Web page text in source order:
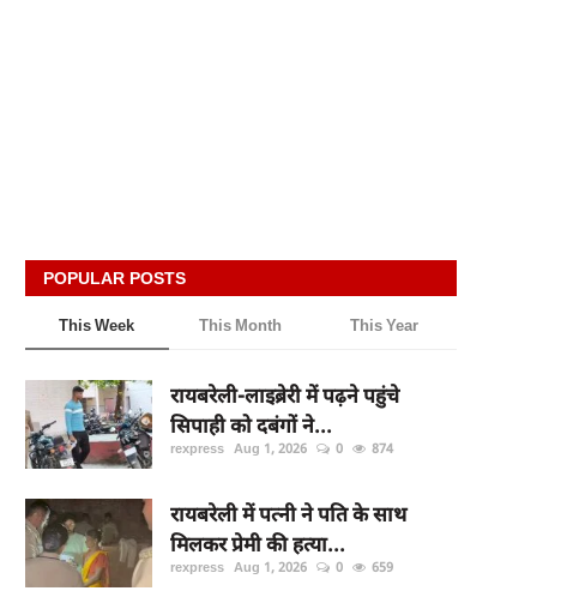
POPULAR POSTS
This Week This Month This Year
रायबरेली-लाइब्रेरी में पढ़ने पहुंचे
सिपाही को दबंगों ने...
rexpress Aug 1, 2026 0 874
रायबरेली में पत्नी ने पति के साथ
मिलकर प्रेमी की हत्या...
rexpress Aug 1, 2026 0 659